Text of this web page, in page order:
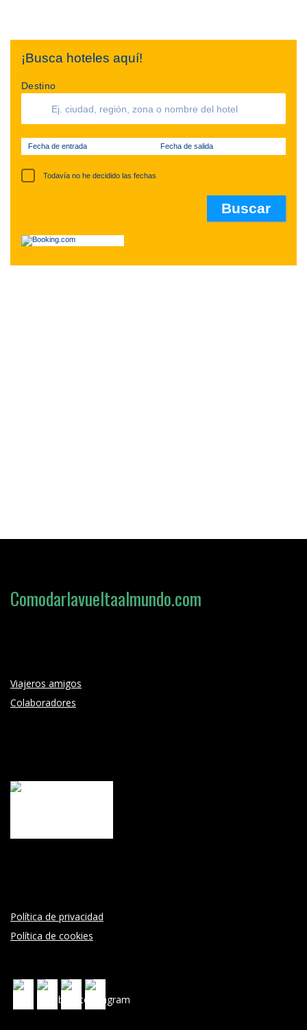
¡Busca hoteles aquí!
Destino
Fecha de entrada Fecha de salida
Todavía no he decidido las fechas
Loading search form...
Comodarlavueltaalmundo.com
Viajeros amigos
Colaboradores
Política de privacidad
Política de cookies